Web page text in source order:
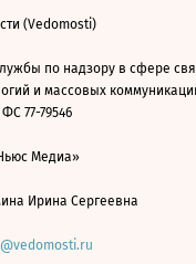
(Vedomosti)
по надзору в сфере
и массовых
77-79546
Медиа»
Ирина Сергеевна